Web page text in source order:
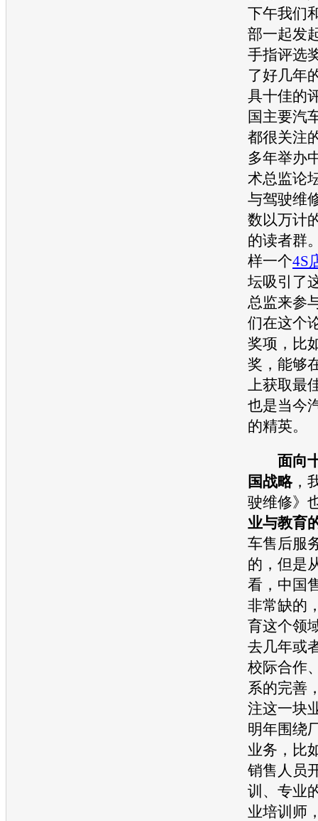
下午我们
部一起发
手指评选
了好几年
具十佳的
国主要汽
都很关注
多年举办
术总监论
与驾驶维
数以万计
的读者群
样一个4S
坛吸引了
总监来参
们在这个
奖项，比
奖，能够
上获取最
也是当今
的精英。
面向
国战略，
驶维修》
业与教育
车售后服
的，但是
看，中国
非常缺的
育这个领
去几年或
校际合作
系的完善
注这一块
明年围绕
业务，比
销售人员
训、专业
业培训师